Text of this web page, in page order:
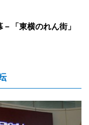
「東横のれん街」